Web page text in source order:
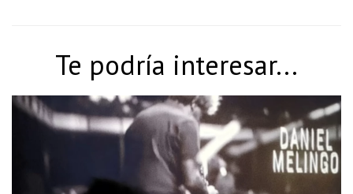
Te podría interesar...